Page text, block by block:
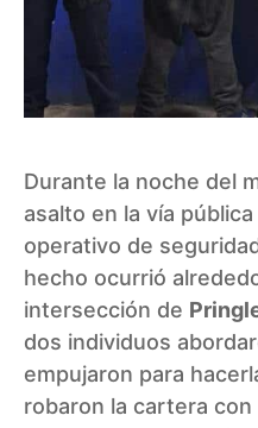
Durante la noche del
asalto en la vía
operativo de
hecho ocurrió
intersección de
dos individuos
empujaron para
robaron la cartera